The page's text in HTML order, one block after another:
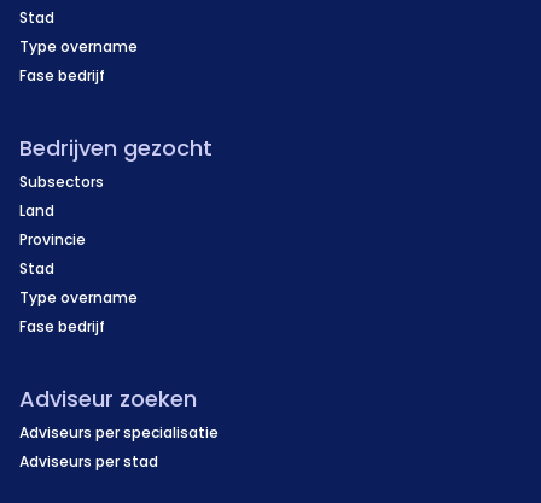
Stad
Type overname
Fase bedrijf
Bedrijven gezocht
Subsectors
Land
Provincie
Stad
Type overname
Fase bedrijf
Adviseur zoeken
Adviseurs per specialisatie
Adviseurs per stad